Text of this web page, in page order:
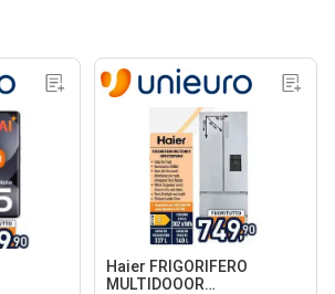
Haier FRIGORIFERO
MULTIDOOOR